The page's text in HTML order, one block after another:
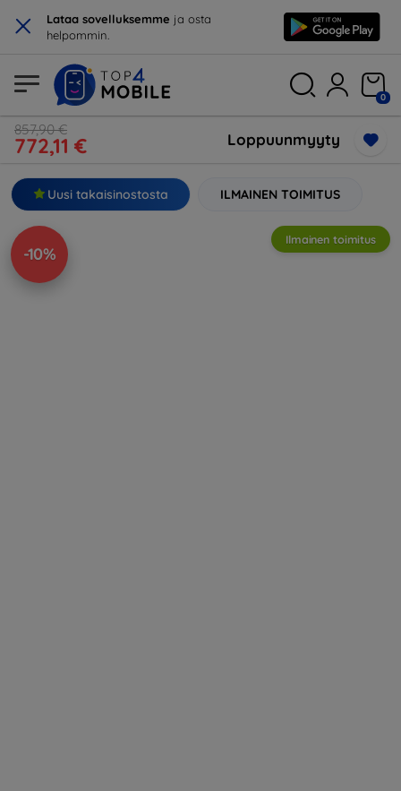
× Lataa sovelluksemme ja osta
helpommin.
0
857,90 €
772,11 € Loppuunmyyty
Uusi takaisinostosta ILMAINEN TOIMITUS
-10%
Ilmainen toimitus